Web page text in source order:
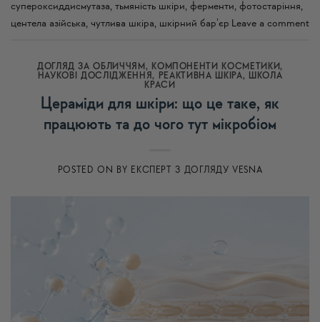
супероксиддисмутаза, тьмяність шкіри, ферменти, фотостаріння,
центела азійська, чутлива шкіра, шкірний бар’єр Leave a comment
ДОГЛЯД ЗА ОБЛИЧЧЯМ , КОМПОНЕНТИ КОСМЕТИКИ ,
НАУКОВІ ДОСЛІДЖЕННЯ , РЕАКТИВНА ШКІРА,
ШКОЛА
КРАСИ
Цераміди для шкіри: що це таке, як
працюють та до чого тут мікробіом
POSTED ON BY ЕКСПЕРТ З ДОГЛЯДУ VESNA